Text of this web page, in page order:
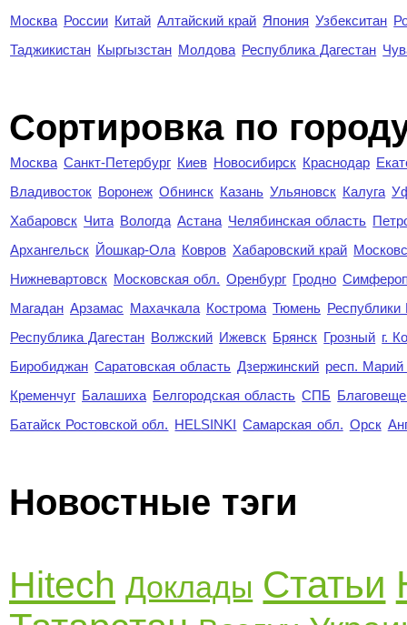
Москва России Китай Алтайский край Япония Узбекситан
Таджикистан Кыргызстан Молдова Республика Дагестан
Cортировка по
Москва Санкт-Петербург Киев Новосибирск Краснодар
Владивосток Воронеж Обнинск Казань Ульяновск Калуга
Хабаровск Чита Вологда Астана Челябинская область
Архангельск Йошкар-Ола Ковров Хабаровский край
Нижневартовск Московская обл. Оренбург Гродно
Магадан Арзамас Махачкала Кострома Тюмень Республики
Республика Дагестан Волжский Ижевск Брянск Грозный г.
Биробиджан Саратовская область Дзержинский респ.
Кременчуг Балашиха Белгородская область СПБ
Батайск Ростовской обл. HELSINKI Самарская обл. Орск
Новостные тэги
Hitech Доклады Статьи